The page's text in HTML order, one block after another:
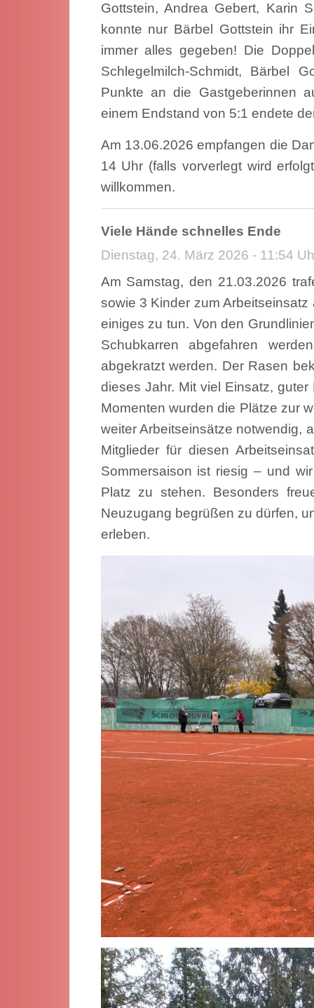
Gottstein, Andrea Gebert, Karin
konnte nur Bärbel Gottstein ihr
immer alles gegeben! Die
Schlegelmilch-Schmidt, Bärbel
Punkte an die Gastgeberinnen
einem Endstand von 5:1 endete
Am 13.06.2026 empfangen die
14 Uhr (falls vorverlegt wird
willkommen.
Viele Hände schnelles Ende
Dienstag, 24. März 2026 - 11:54
Am Samstag, den 21.03.2026
sowie 3 Kinder zum
einiges zu tun. Von den
Schubkarren abgefahren
abgekratzt werden. Der Rasen
dieses Jahr. Mit viel Einsatz,
Momenten wurden die Plätze zur
weiter Arbeitseinsätze notwendig,
Mitglieder für diesen
Sommersaison ist riesig – und
Platz zu stehen. Besonders
Neuzugang begrüßen zu dürfen,
erleben.